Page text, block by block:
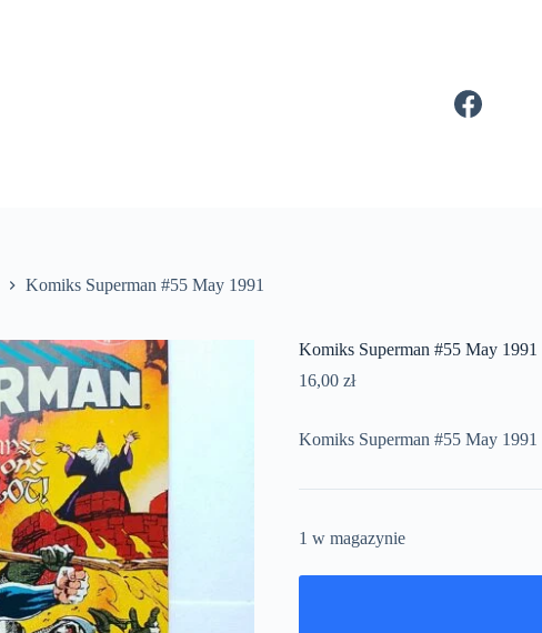
Komiks Superman #55 May 1991
Komiks Superman #55 May 1991
16,00 zł
Komiks Superman #55 May 1991
1 w magazynie